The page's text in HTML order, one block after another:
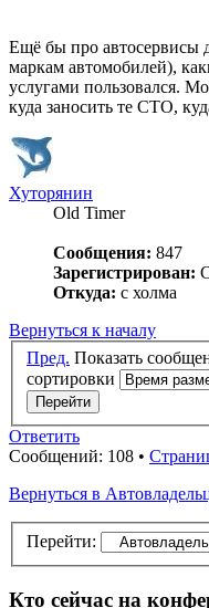
Ещё бы про автосервисы
маркам автомобилей),
услугами пользовался.
куда заносить те СТО,
Хуторянин
Old Timer
Сообщения: 847
Зарегистрирован:
Откуда: с холма
Вернуться к началу
Пред. Показать
сортировки
Ответить
Сообщений: 108 •
Вернуться в
Перейти:
Кто сейчас на